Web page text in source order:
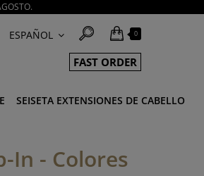
ESPAÑOL 0
FAST ORDER
SEISETA EXTENSIONES DE CABELLO
In - Colores